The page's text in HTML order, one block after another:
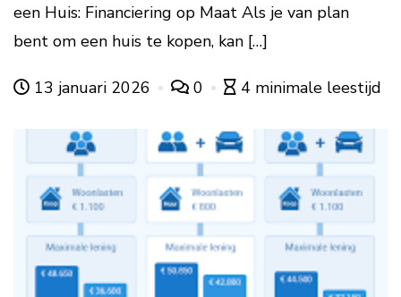
een Huis: Financiering op Maat Als je van plan
bent om een huis te kopen, kan […]
13 januari 2026 0 4 minimale leestijd